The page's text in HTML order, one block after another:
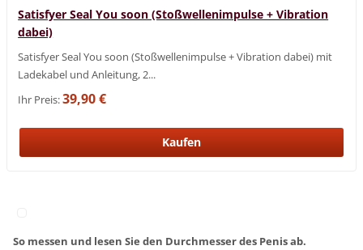
Satisfyer Seal You soon (Stoßwellenimpulse + Vibration
dabei)
Satisfyer Seal You soon (Stoßwellenimpulse + Vibration dabei) mit
Ladekabel und Anleitung, 2...
Ihr Preis:39,90 €
So messen und lesen Sie den Durchmesser des Penis ab.